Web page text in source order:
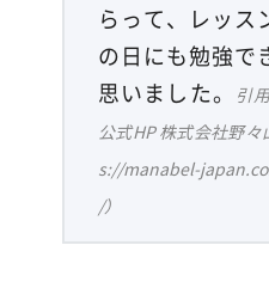
らって、レッス
の日にも勉強で
思いました。
引
公式HP 株式会社野
s://manabel-
/）